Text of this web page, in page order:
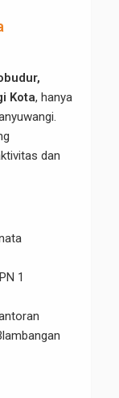
Kota, hanya
dan
1